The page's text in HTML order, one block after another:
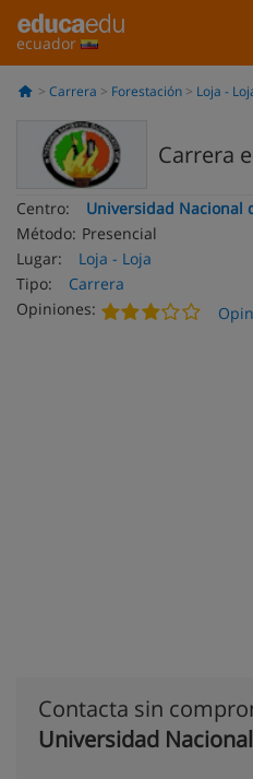
ecuador
Carrera Forestación Loja -
Carrera
Centro:
Universidad Nacional
Método: Presencial
Lugar:
Loja - Loja
Tipo:
Carrera
Opiniones:
Contacta sin
Universidad